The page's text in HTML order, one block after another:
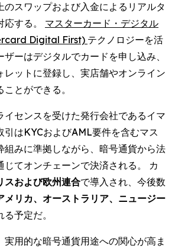
のスワップおよび入金によるリアルタ
する。 マスターカード・デジタル
Digital First) テクノロジーを活
ーはデジタルでカードを申し込み、
レットに登録し、実店舗やオンライン
とができる。
イセンスを受けた発行会社であるイマ
引はKYCおよびAML要件を含むマス
組みに準拠しながら、暗号通貨から法
じてオンチェーンで決済される。 カ
スおよび欧州連合で導入され、今後数
メリカ、オーストラリア、ニュージー
予定だ。
実用的な暗号通貨用途への関心が高ま